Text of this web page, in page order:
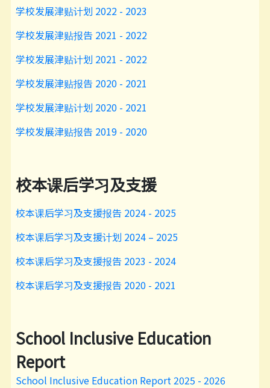
学校发展津贴计划 2022 - 2023
学校发展津贴报告 2021 - 2022
学校发展津贴计划 2021 - 2022
学校发展津贴报告 2020 - 2021
学校发展津贴计划 2020 - 2021
学校发展津贴报告 2019 - 2020
校本课后学习及支援
校本课后学习及支援报告 2024 - 2025
校本课后学习及支援计划 2024 – 2025
校本课后学习及支援报告 2023 - 2024
校本课后学习及支援报告 2020 - 2021
School Inclusive Education
Report
School Inclusive Education Report 2025 - 2026